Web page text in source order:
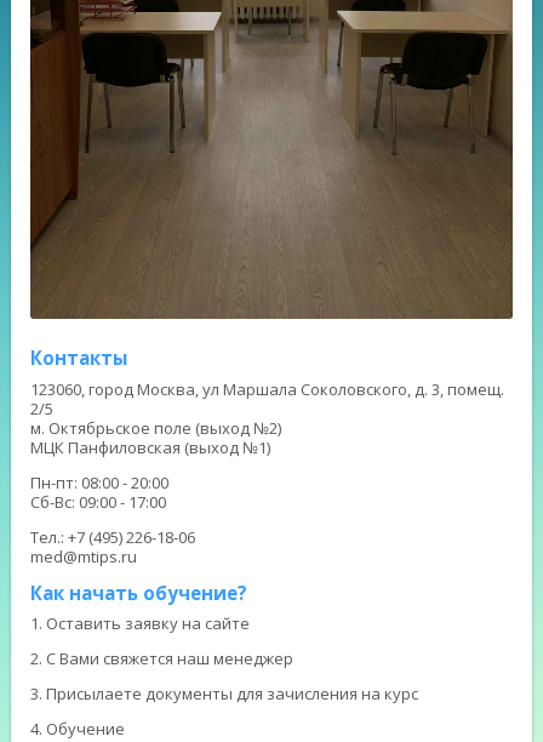
Контакты
123060, город Москва, ул Маршала Соколовского, д. 3, помещ.
2/5
м. Октябрьское поле (выход №2)
МЦК Панфиловская (выход №1)
Пн-пт: 08:00 - 20:00
Сб-Вс: 09:00 - 17:00
Тел.: +7 (495) 226-18-06
med@mtips.ru
Как начать обучение?
1. Оставить заявку на сайте
2. С Вами свяжется наш менеджер
3. Присылаете документы для зачисления на курс
4. Обучение